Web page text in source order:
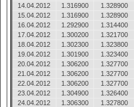
14.04.2012
1.316900 1.328900
15.04.2012
1.316900 1.328900
16.04.2012
1.292900 1.314400
17.04.2012
1.300200 1.321700
18.04.2012
1.302300 1.323800
19.04.2012
1.301900 1.323400
20.04.2012
1.306200 1.327700
21.04.2012
1.306200 1.327700
22.04.2012
1.306200 1.327700
23.04.2012
1.304900 1.326400
24.04.2012
1.306300 1.327800